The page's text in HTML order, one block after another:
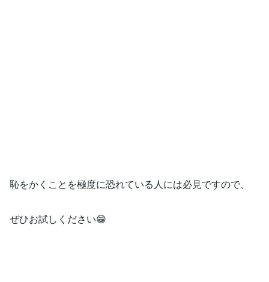
恥をかくことを極度に恐れている人には必見ですので、
ぜひお試しください😁